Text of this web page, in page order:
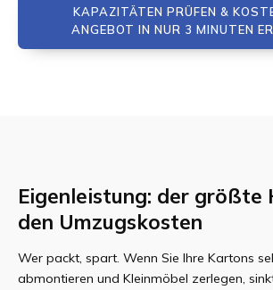
KAPAZITÄTEN PRÜFEN &
ANGEBOT IN NUR 3 MINUTEN
Eigenleistung: der größte
den Umzugskosten
Wer packt, spart. Wenn Sie Ihre Kartons
abmontieren und Kleinmöbel zerlegen,